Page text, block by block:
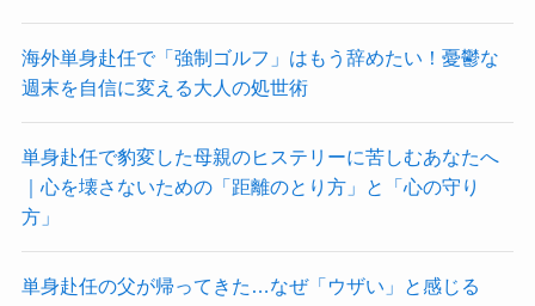
海外単身赴任で「強制ゴルフ」はもう辞めたい！憂鬱な
週末を自信に変える大人の処世術
単身赴任で豹変した母親のヒステリーに苦しむあなたへ
｜心を壊さないための「距離のとり方」と「心の守り
方」
単身赴任の父が帰ってきた…なぜ「ウザい」と感じる